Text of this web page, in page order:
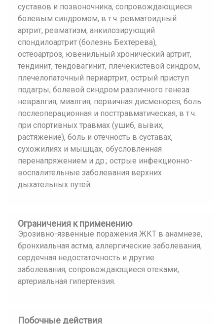
суставов и позвоночника, сопровождающиеся
болевым синдромом, в т.ч. ревматоидный
артрит, ревматизм, анкилозирующий
спондилоартрит (болезнь Бехтерева),
остеоартроз, ювенильный хронический артрит,
тендинит, тендовагинит, плечекистевой синдром,
плечелопаточный периартрит, острый приступ
подагры; болевой синдром различного генеза:
невралгия, миалгия, первичная дисменорея, боль
послеоперационная и посттравматическая, в т.ч.
при спортивных травмах (ушиб, вывих,
растяжение), боль и отечность в суставах,
сухожилиях и мышцах, обусловленная
перенапряжением и др.; острые инфекционно-
воспалительные заболевания верхних
дыхательных путей.
Ограничения к применению
Эрозивно-язвенные поражения ЖКТ в анамнезе,
бронхиальная астма, аллергические заболевания,
сердечная недостаточность и другие
заболевания, сопровождающиеся отеками,
артериальная гипертензия.
Побочные действия